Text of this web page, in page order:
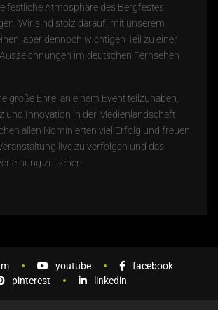
festliche Atmosphäre des Bergfestes
Wir sind stolz darauf, mit unserem
aber dennoch wichtigen Teil zu einer
im deutschen Fernsehen
große Ehre, an einem Event teilzuhaben,
und Innovation in der Medienlandschaft
allen Nominierten viel Erfolg und freuen
live zu verfolgen und das
zu sehen.
youtube
facebook
pinterest
linkedin